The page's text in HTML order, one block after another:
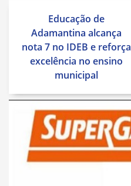
Navegação
Post
Educação de
Adamantina alcança
nota 7 no IDEB e reforça
excelência no ensino
municipal